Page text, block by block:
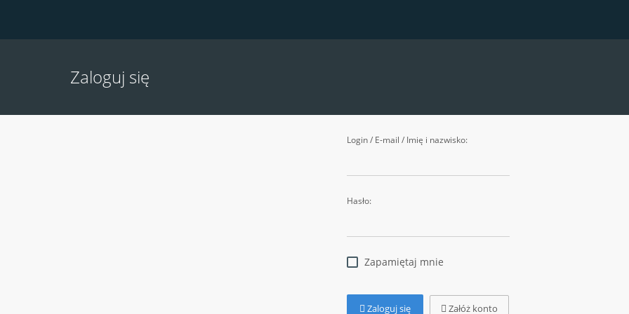
Zaloguj się
Login / E-mail / Imię i nazwisko:
Hasło:
Zapamiętaj mnie
Zaloguj się Załóż konto